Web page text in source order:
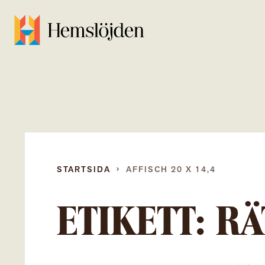
STARTSIDA AFFISCH 20 X 14,4
ETIKETT: